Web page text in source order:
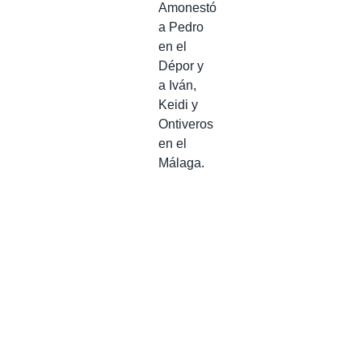
Amonestó
a Pedro
en el
Dépor y
a Iván,
Keidi y
Ontiveros
en el
Málaga.